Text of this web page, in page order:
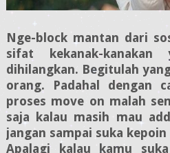
Nge-block mantan dari
sifat kekanak-
dihilangkan. Begitulah
orang. Padahal dengan
proses move on malah
saja kalau masih mau
jangan sampai suka
Apalagi kalau kamu